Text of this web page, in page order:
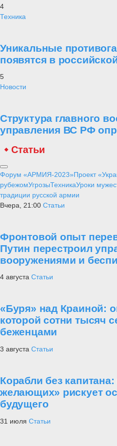
4
Техника
Уникальные
появятся в
5
Новости
Структура главного
управления ВС РФ
Статьи
Форум «АРМИЯ-2023»Проект
рубежомУгрозыТехникаУроки
традиции русской армии
Вчера, 21:00 Статьи
Фронтовой опыт
Путин перестроил
вооружениями и
4 августа Статьи
«Буря» над Краиной:
которой сотни тысяч
беженцами
3 августа Статьи
Корабли без
желающих» рискует
будущего
31 июля Статьи